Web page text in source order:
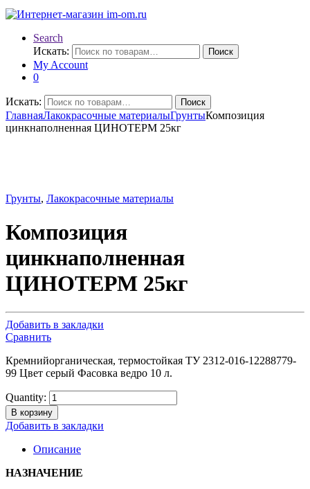
Search
Искать:
Поиск
My Account
0
Искать: Поиск
ГлавнаяЛакокрасочные материалыГрунтыКомпозиция
цинкнаполненная ЦИНОТЕРМ 25кг
Грунты, Лакокрасочные материалы
Композиция
цинкнаполненная
ЦИНОТЕРМ 25кг
Добавить в закладки
Сравнить
Кремнийорганическая, термостойкая ТУ 2312-016-12288779-
99 Цвет серый Фасовка ведро 10 л.
Quantity:
В корзину
Добавить в закладки
Описание
НАЗНАЧЕНИЕ